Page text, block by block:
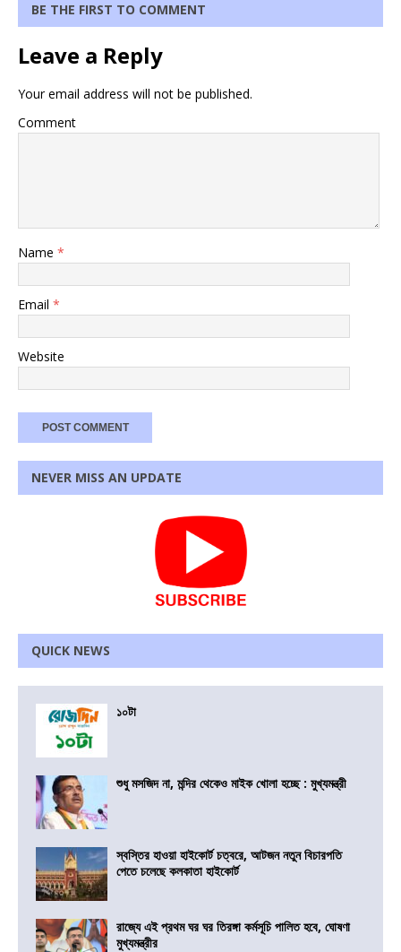
BE THE FIRST TO COMMENT
Leave a Reply
Your email address will not be published.
Comment
Name *
Email *
Website
NEVER MISS AN UPDATE
QUICK NEWS
১০টা
শুধু মসজিদ না, মন্দির থেকেও মাইক খোলা হচ্ছে : মুখ্যমন্ত্রী
স্বস্তির হাওয়া হাইকোর্ট চত্বরে, আটজন নতুন বিচারপতি
পেতে চলেছে কলকাতা হাইকোর্ট
রাজ্যে এই প্রথম ঘর ঘর তিরঙ্গা কর্মসূচি পালিত হবে, ঘোষণা
মুখ্যমন্ত্রীর